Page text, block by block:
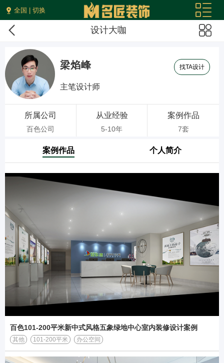
全国 | 切换
设计大咖
梁焰峰
主笔设计师
找TA设计
所属公司
百色公司
从业经验
5-10年
案例作品
7套
案例作品 个人简介
百色101-200平米新中式风格五象绿地中心室内装修设计案例
其他 101-200平米 办公空间